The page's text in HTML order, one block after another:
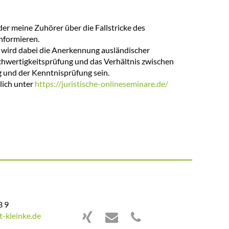
meine Zuhörer über die Fallstricke des
dabei die Anerkennung ausländischer
und das Verhältnis zwischen
der Kenntnisprüfung sein.
unter https://juristische-onlineseminare.de/
9
kleinke.de